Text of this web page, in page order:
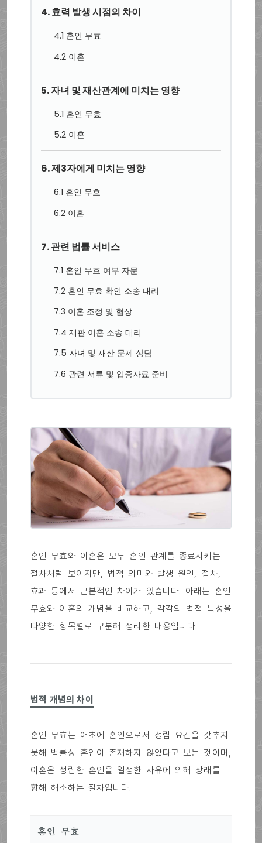
4. 효력 발생 시점의 차이
4.1 혼인 무효
4.2 이혼
5. 자녀 및 재산관계에 미치는 영향
5.1 혼인 무효
5.2 이혼
6. 제3자에게 미치는 영향
6.1 혼인 무효
6.2 이혼
7. 관련 법률 서비스
7.1 혼인 무효 여부 자문
7.2 혼인 무효 확인 소송 대리
7.3 이혼 조정 및 협상
7.4 재판 이혼 소송 대리
7.5 자녀 및 재산 문제 상담
7.6 관련 서류 및 입증자료 준비
혼인 무효와 이혼은 모두 혼인 관계를 종료시키는
절차처럼 보이지만, 법적 의미와 발생 원인, 절차,
효과 등에서 근본적인 차이가 있습니다. 아래는 혼인
무효와 이혼의 개념을 비교하고, 각각의 법적 특성을
다양한 항목별로 구분해 정리한 내용입니다.
법적 개념의 차이
혼인 무효는 애초에 혼인으로서 성립 요건을 갖추지
못해 법률상 혼인이 존재하지 않았다고 보는 것이며,
이혼은 성립한 혼인을 일정한 사유에 의해 장래를
향해 해소하는 절차입니다.
혼인 무효